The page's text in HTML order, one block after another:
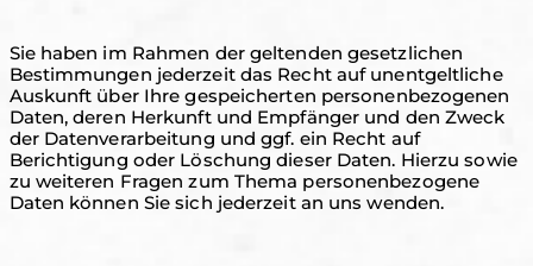
Sie haben im Rahmen der geltenden gesetzlichen
Bestimmungen jederzeit das Recht auf unentgeltliche
Auskunft über Ihre gespeicherten personenbezogenen
Daten, deren Herkunft und Empfänger und den Zweck
der Datenverarbeitung und ggf. ein Recht auf
Berichtigung oder Löschung dieser Daten. Hierzu sowie
zu weiteren Fragen zum Thema personenbezogene
Daten können Sie sich jederzeit an uns wenden.